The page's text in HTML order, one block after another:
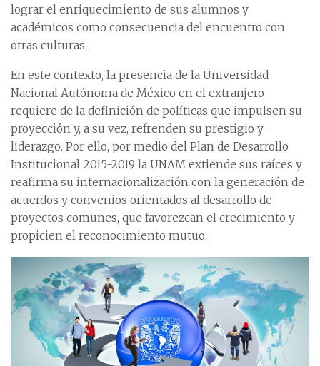
lograr el enriquecimiento de sus alumnos y
académicos como consecuencia del encuentro con
otras culturas.
En este contexto, la presencia de la Universidad
Nacional Autónoma de México en el extranjero
requiere de la definición de políticas que impulsen su
proyección y, a su vez, refrenden su prestigio y
liderazgo. Por ello, por medio del Plan de Desarrollo
Institucional 2015-2019 la UNAM extiende sus raíces y
reafirma su internacionalización con la generación de
acuerdos y convenios orientados al desarrollo de
proyectos comunes, que favorezcan el crecimiento y
propicien el reconocimiento mutuo.